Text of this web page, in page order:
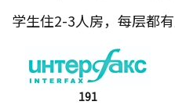
学生住2-3人房，每层都
191